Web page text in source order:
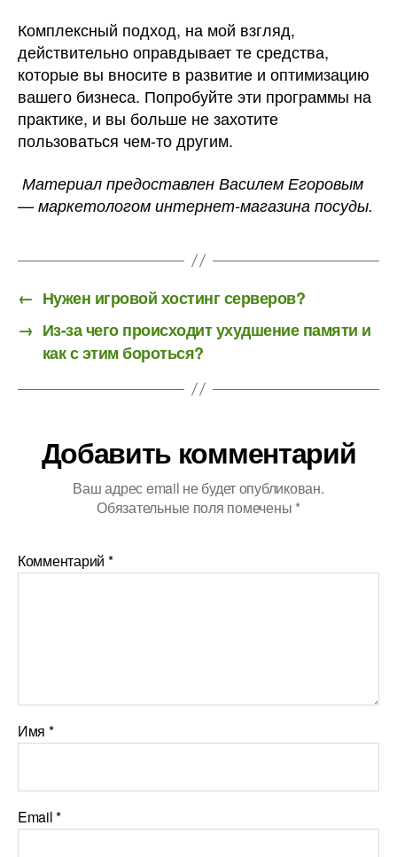
Комплексный подход, на мой взгляд,
действительно оправдывает те средства,
которые вы вносите в развитие и оптимизацию
вашего бизнеса. Попробуйте эти программы на
практике, и вы больше не захотите
пользоваться чем-то другим.
Материал предоставлен Василем Егоровым
— маркетологом интернет-магазина посуды.
← Нужен игровой хостинг серверов?
→ Из-за чего происходит ухудшение памяти и
как с этим бороться?
Добавить комментарий
Ваш адрес email не будет опубликован.
Обязательные поля помечены *
Комментарий *
Имя *
Email*